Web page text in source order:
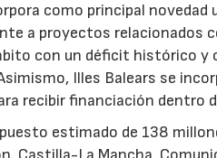
como principal
a proyectos relacionados
con un déficit histórico y
Illes Balears se
recibir financiación dentro
estimado de 138